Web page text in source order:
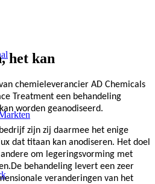
het kan
chemieleverancier AD Chemicals
Treatment een behandeling
worden geanodiseerd.
zijn zij daarmee het enige
dat titaan kan anodiseren. Het doel
om legeringsvorming met
behandeling levert een zeer
veranderingen van het